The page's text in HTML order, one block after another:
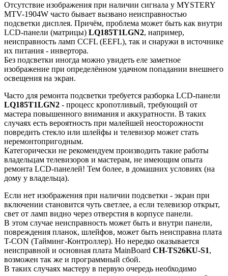
Отсутствие изображения при наличии сигнала у MYSTERY
MTV-1904W часто бывает вызвано неисправностью
подсветки дисплея. Причём, проблема может быть как внутри
LCD-панели (матрицы) LQ185T1LGN2, например,
неисправность ламп CCFL (EEFL), так и снаружи в источнике
их питания - инвертора.
Без подсветки иногда можно увидеть еле заметное
изображение при определённом удачном попадании внешнего
освещения на экран.
Часто для ремонта подсветки требуется разборка LCD-панели
LQ185T1LGN2 - процесс кропотливый, требующий от
мастера повышенного внимания и аккуратности. В таких
случаях есть вероятность при малейшей неосторожности
повредить стекло или шлейфы и телевизор может стать
неремонтопригодным.
Категорически не рекомендуем производить такие работы
владельцам телевизоров и мастерам, не имеющим опыта
ремонта LCD-панелей! Тем более, в домашних условиях (на
дому у владельца).
Если нет изображения при наличии подсветки - экран при
включении становится чуть светлее, а если телевизор открыт,
свет от ламп видно через отверстия в корпусе панели.
В этом случае неисправность может быть и внутри панели,
повреждения планок, шлейфов, может быть неисправна плата
T-CON (Тайминг-Контроллер). Но нередко оказывается
неисправной и основная плата MainBoard CH-TS26KU-S1,
возможен так же и программный сбой.
В таких случаях мастеру в первую очередь необходимо